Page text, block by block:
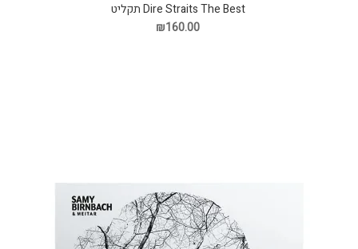
Dire Straits The Best תקליט
₪160.00